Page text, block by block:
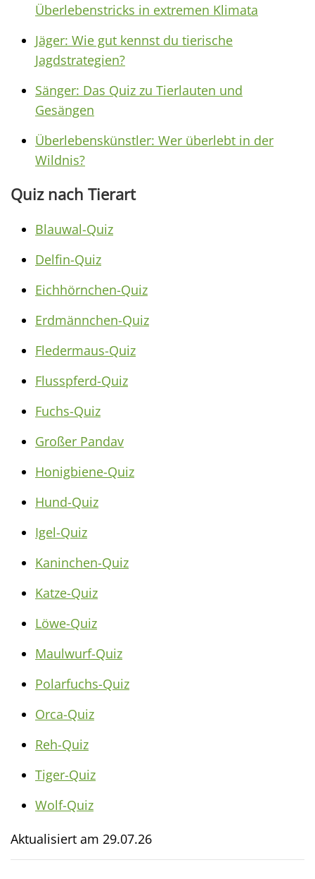
Überlebenstricks in extremen Klimata
Jäger: Wie gut kennst du tierische
Jagdstrategien?
Sänger: Das Quiz zu Tierlauten und
Gesängen
Überlebenskünstler: Wer überlebt in der
Wildnis?
Quiz nach Tierart
Blauwal-Quiz
Delfin-Quiz
Eichhörnchen-Quiz
Erdmännchen-Quiz
Fledermaus-Quiz
Flusspferd-Quiz
Fuchs-Quiz
Großer Pandav
Honigbiene-Quiz
Hund-Quiz
Igel-Quiz
Kaninchen-Quiz
Katze-Quiz
Löwe-Quiz
Maulwurf-Quiz
Polarfuchs-Quiz
Orca-Quiz
Reh-Quiz
Tiger-Quiz
Wolf-Quiz
Aktualisiert am 29.07.26